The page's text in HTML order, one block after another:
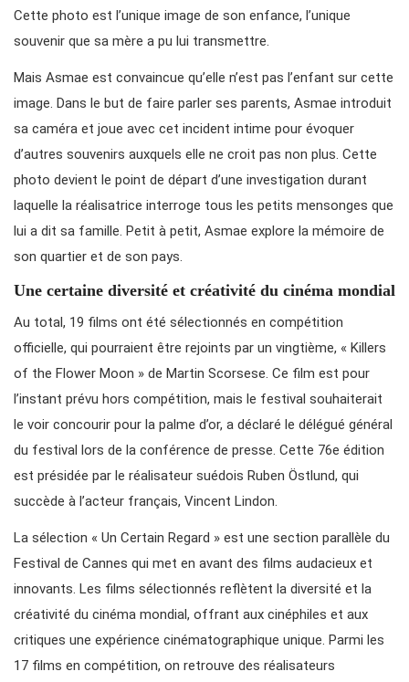
Cette photo est l’unique image de son enfance, l’unique
souvenir que sa mère a pu lui transmettre.
Mais Asmae est convaincue qu’elle n’est pas l’enfant sur cette
image. Dans le but de faire parler ses parents, Asmae introduit
sa caméra et joue avec cet incident intime pour évoquer
d’autres souvenirs auxquels elle ne croit pas non plus. Cette
photo devient le point de départ d’une investigation durant
laquelle la réalisatrice interroge tous les petits mensonges que
lui a dit sa famille. Petit à petit, Asmae explore la mémoire de
son quartier et de son pays.
Une certaine diversité et créativité du cinéma mondial
Au total, 19 films ont été sélectionnés en compétition
officielle, qui pourraient être rejoints par un vingtième, « Killers
of the Flower Moon » de Martin Scorsese. Ce film est pour
l’instant prévu hors compétition, mais le festival souhaiterait
le voir concourir pour la palme d’or, a déclaré le délégué général
du festival lors de la conférence de presse. Cette 76e édition
est présidée par le réalisateur suédois Ruben Östlund, qui
succède à l’acteur français, Vincent Lindon.
La sélection « Un Certain Regard » est une section parallèle du
Festival de Cannes qui met en avant des films audacieux et
innovants. Les films sélectionnés reflètent la diversité et la
créativité du cinéma mondial, offrant aux cinéphiles et aux
critiques une expérience cinématographique unique. Parmi les
17 films en compétition, on retrouve des réalisateurs